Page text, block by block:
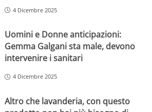
4 Dicembre 2025
Uomini e Donne anticipazioni:
Gemma Galgani sta male, devono
intervenire i sanitari
4 Dicembre 2025
Altro che lavanderia, con questo